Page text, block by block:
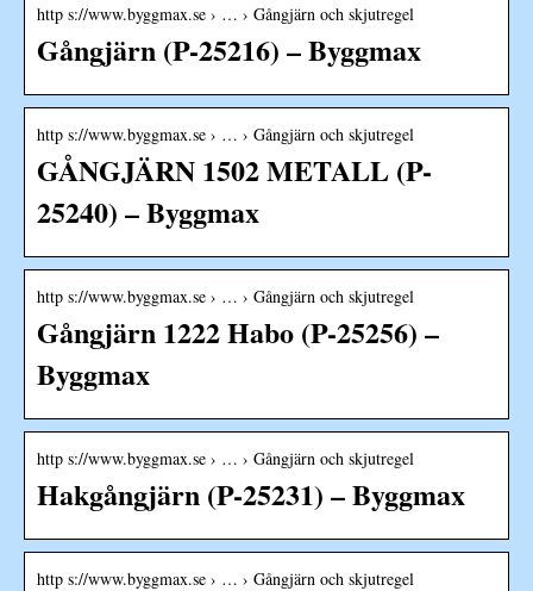
http s://www.byggmax.se › … › Gångjärn och skjutregel
Gångjärn (P-25216) – Byggmax
http s://www.byggmax.se › … › Gångjärn och skjutregel
GÅNGJÄRN 1502 METALL (P-
25240) – Byggmax
http s://www.byggmax.se › … › Gångjärn och skjutregel
Gångjärn 1222 Habo (P-25256) –
Byggmax
http s://www.byggmax.se › … › Gångjärn och skjutregel
Hakgångjärn (P-25231) – Byggmax
http s://www.byggmax.se › … › Gångjärn och skjutregel